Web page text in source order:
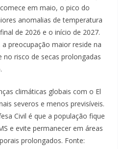
em maio, o pico do
anomalias de temperatura
de 2026 e o início de 2027.
preocupação maior reside na
no risco de secas prolongadas
climáticas globais com o El
severos e menos previsíveis.
Civil é que a população fique
e evite permanecer em áreas
prolongados. Fonte: